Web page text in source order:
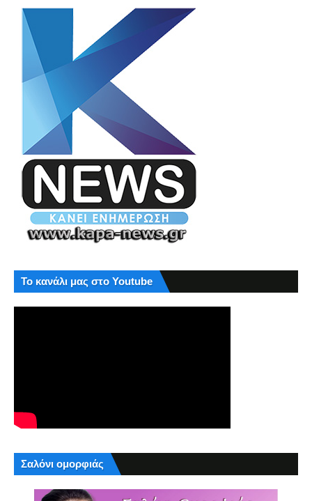
Το κανάλι μας στο Youtube
Σαλόνι ομορφιάς